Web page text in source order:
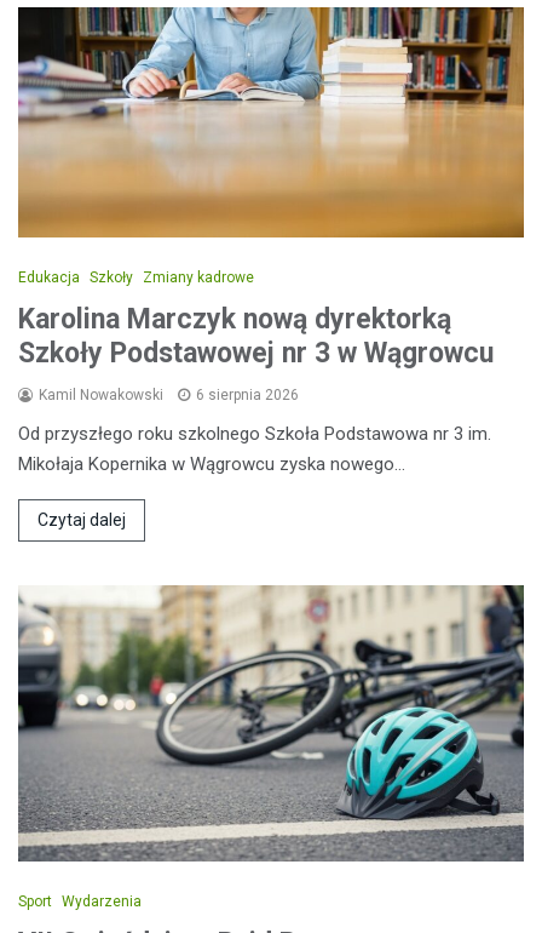
Edukacja Szkoły Zmiany kadrowe
Karolina Marczyk nową dyrektorką
Szkoły Podstawowej nr 3 w Wągrowcu
Kamil Nowakowski 6 sierpnia 2026
Od przyszłego roku szkolnego Szkoła Podstawowa nr 3 im.
Mikołaja Kopernika w Wągrowcu zyska nowego…
Czytaj dalej
Sport Wydarzenia